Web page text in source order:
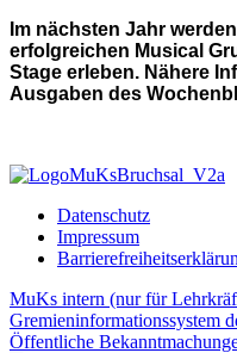
Im nächsten Jahr
erfolgreichen Musical
Stage erleben. Nähere
Ausgaben des
Datenschutz
Impressum
MuKs intern (nur für
Gremieninformationssystem
Öffentliche